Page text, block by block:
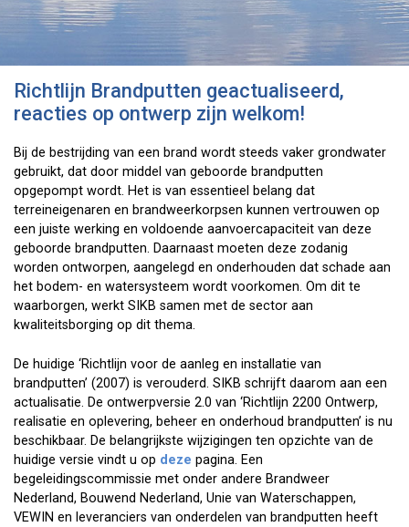
Richtlijn Brandputten geactualiseerd,
reacties op ontwerp zijn welkom!
Bij de bestrijding van een brand wordt steeds vaker grondwater
gebruikt, dat door middel van geboorde brandputten
opgepompt wordt. Het is van essentieel belang dat
terreineigenaren en brandweerkorpsen kunnen vertrouwen op
een juiste werking en voldoende aanvoercapaciteit van deze
geboorde brandputten. Daarnaast moeten deze zodanig
worden ontworpen, aangelegd en onderhouden dat schade aan
het bodem- en watersysteem wordt voorkomen. Om dit te
waarborgen, werkt SIKB samen met de sector aan
kwaliteitsborging op dit thema.
De huidige ‘Richtlijn voor de aanleg en installatie van
brandputten’ (2007) is verouderd. SIKB schrijft daarom aan een
actualisatie. De ontwerpversie 2.0 van ‘Richtlijn 2200 Ontwerp,
realisatie en oplevering, beheer en onderhoud brandputten’ is nu
beschikbaar. De belangrijkste wijzigingen ten opzichte van de
huidige versie vindt u op deze pagina. Een
begeleidingscommissie met onder andere Brandweer
Nederland, Bouwend Nederland, Unie van Waterschappen,
VEWIN en leveranciers van onderdelen van brandputten heeft